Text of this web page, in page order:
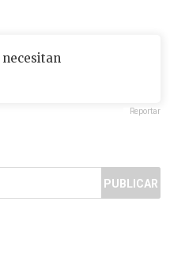
necesitan
Reportar
PUBLICAR